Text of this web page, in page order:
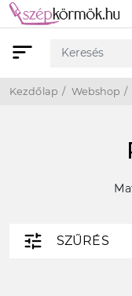
sort
Webshop
Kezdőlap Webshop
tune SZŰRÉS